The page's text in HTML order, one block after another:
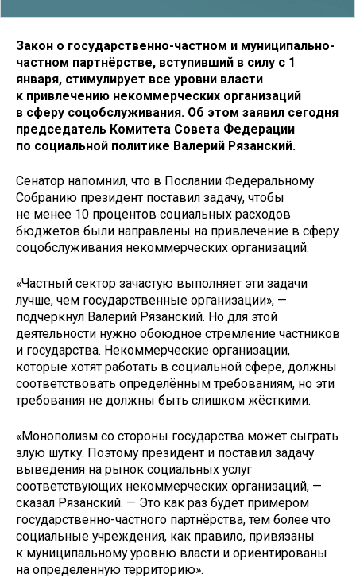
Закон о государственно-частном и муниципально-
частном партнёрстве, вступивший в силу с 1
января, стимулирует все уровни власти
к привлечению некоммерческих организаций
в сферу соцобслуживания. Об этом заявил сегодня
председатель Комитета Совета Федерации
по социальной политике Валерий Рязанский.
Сенатор напомнил, что в Послании Федеральному
Собранию президент поставил задачу, чтобы
не менее 10 процентов социальных расходов
бюджетов были направлены на привлечение в сферу
соцобслуживания некоммерческих организаций.
«Частный сектор зачастую выполняет эти задачи
лучше, чем государственные организации», —
подчеркнул Валерий Рязанский. Но для этой
деятельности нужно обоюдное стремление частников
и государства. Некоммерческие организации,
которые хотят работать в социальной сфере, должны
соответствовать определённым требованиям, но эти
требования не должны быть слишком жёсткими.
«Монополизм со стороны государства может сыграть
злую шутку. Поэтому президент и поставил задачу
выведения на рынок социальных услуг
соответствующих некоммерческих организаций, —
сказал Рязанский. — Это как раз будет примером
государственно-частного партнёрства, тем более что
социальные учреждения, как правило, привязаны
к муниципальному уровню власти и ориентированы
на определенную территорию».